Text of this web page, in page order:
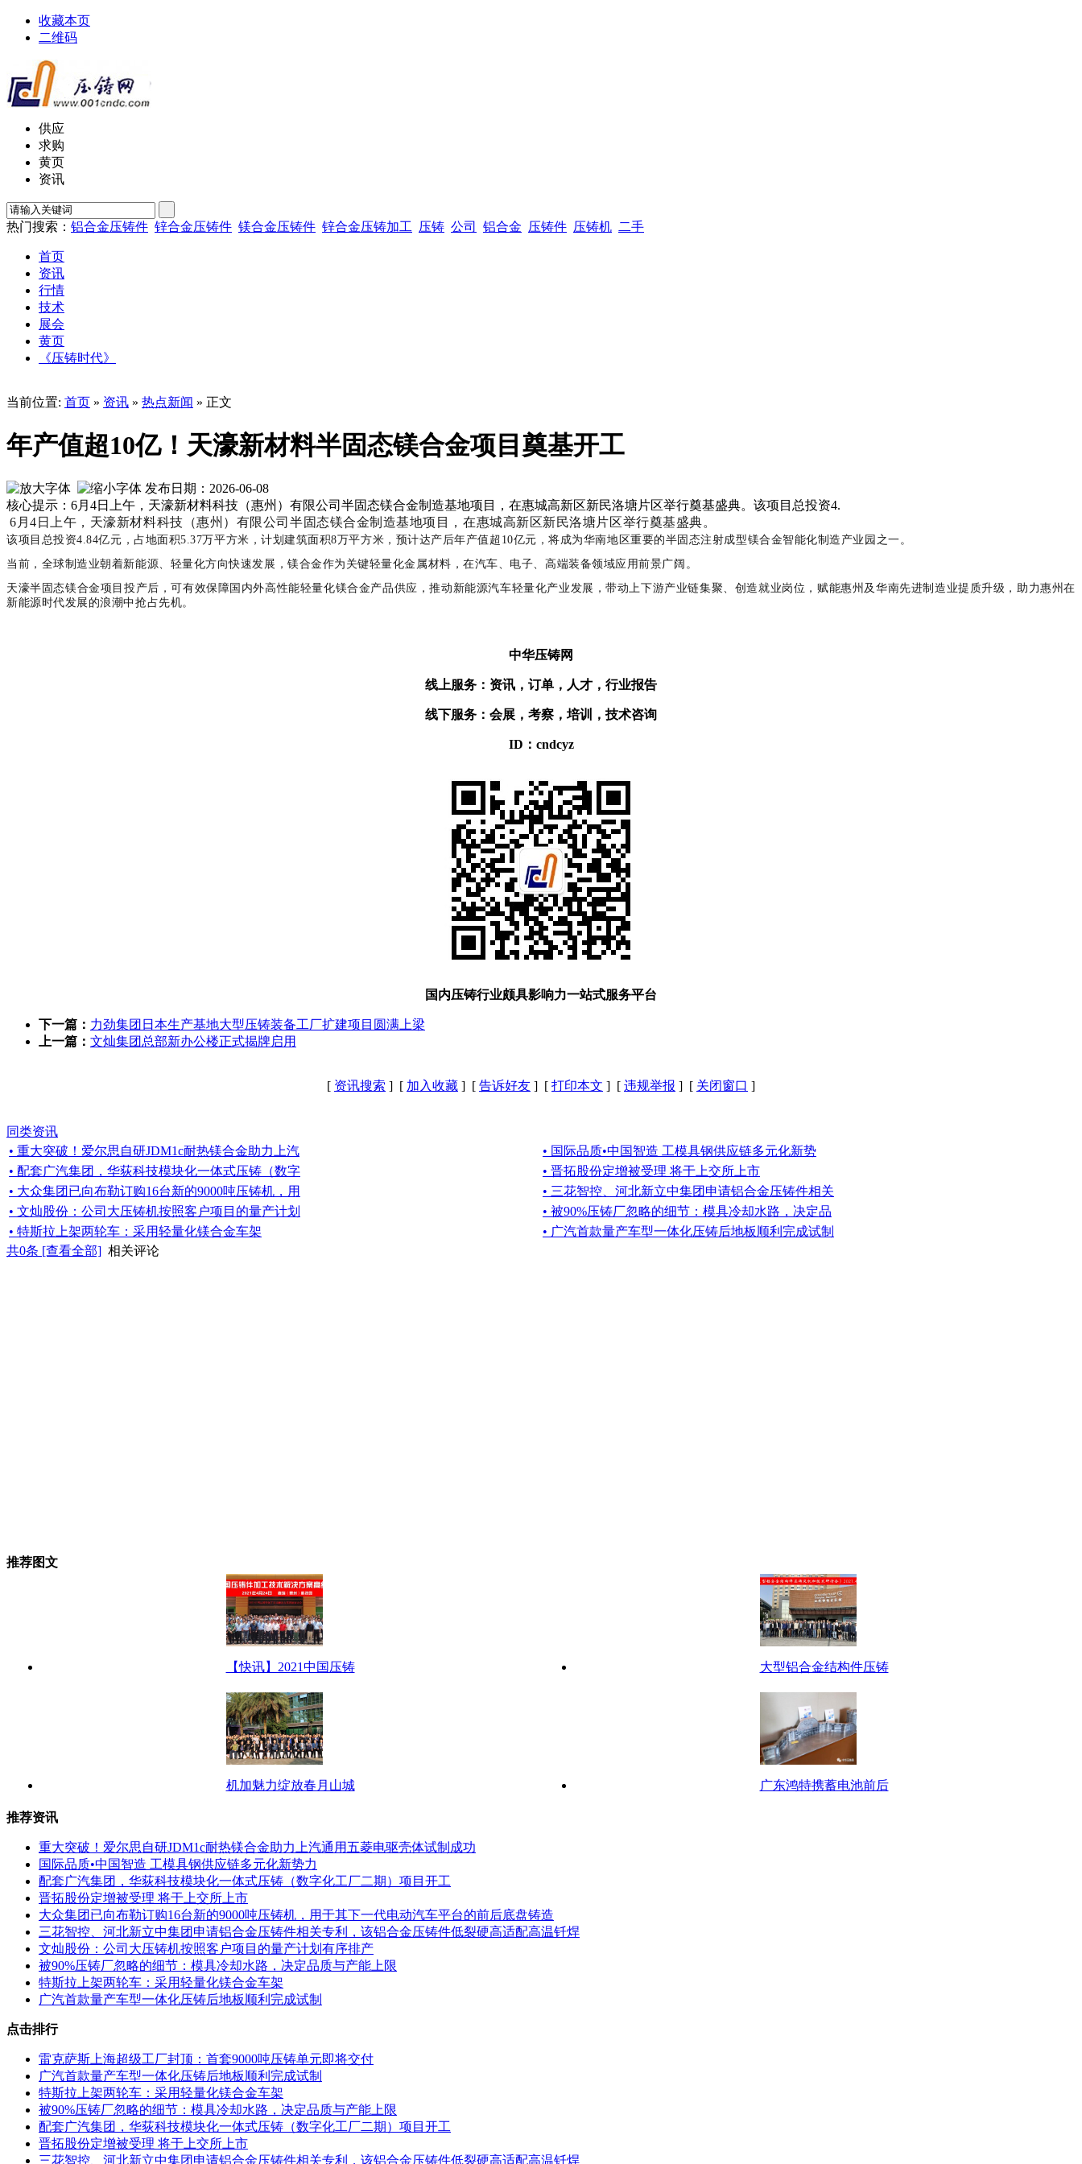
收藏本页
二维码
供应
求购
黄页
资讯
热门搜索： 铝合金压铸件 锌合金压铸件 镁合金压铸件 锌合金压铸加工 压铸 公司 铝合金 压铸件 压铸机 二手
首页
资讯
行情
技术
展会
黄页
《压铸时代》
当前位置: 首页 » 资讯 » 热点新闻 » 正文
年产值超10亿！天濠新材料半固态镁合金项目奠基开工
发布日期：2026-06-08
核心提示：6月4日上午，天濠新材料科技（惠州）有限公司半固态镁合金制造基地项目，在惠城高新区新民洛塘片区举行奠基盛典。该项目总投资4.
6月4日上午，天濠新材料科技（惠州）有限公司半固态镁合金制造基地项目，在惠城高新区新民洛塘片区举行奠基盛典。
该项目总投资4.84亿元，占地面积5.37万平方米，计划建筑面积8万平方米，预计达产后年产值超10亿元，将成为华南地区重要的半固态注射成型镁合金智能化制造产业园之一。
当前，全球制造业朝着新能源、轻量化方向快速发展，镁合金作为关键轻量化金属材料，在汽车、电子、高端装备领域应用前景广阔。
天濠半固态镁合金项目投产后，可有效保障国内外高性能轻量化镁合金产品供应，推动新能源汽车轻量化产业发展，带动上下游产业链集聚、创造就业岗位，赋能惠州及华南先进制造业提质升级，助力惠州在
新能源时代发展的浪潮中抢占先机。
中华压铸网
线上服务：资讯，订单，人才，行业报告
线下服务：会展，考察，培训，技术咨询
ID：cndcyz
国内压铸行业颇具影响力一站式服务平台
下一篇： 力劲集团日本生产基地大型压铸装备工厂扩建项目圆满上梁
上一篇： 文灿集团总部新办公楼正式揭牌启用
[ 资讯搜索 ] [ 加入收藏 ] [ 告诉好友 ] [ 打印本文 ] [ 违规举报 ] [ 关闭窗口 ]
同类资讯
• 重大突破！爱尔思自研JDM1c耐热镁合金助力上汽
• 国际品质•中国智造 工模具钢供应链多元化新势
• 配套广汽集团，华荻科技模块化一体式压铸（数字
• 晋拓股份定增被受理 将于上交所上市
• 大众集团已向布勒订购16台新的9000吨压铸机，用
• 三花智控、河北新立中集团申请铝合金压铸件相关
• 文灿股份：公司大压铸机按照客户项目的量产计划
• 被90%压铸厂忽略的细节：模具冷却水路，决定品
• 特斯拉上架两轮车：采用轻量化镁合金车架
• 广汽首款量产车型一体化压铸后地板顺利完成试制
共0条 [查看全部] 相关评论
推荐图文
【快讯】2021中国压铸 大型铝合金结构件压铸
机加魅力绽放春月山城 广东鸿特携蓄电池前后
推荐资讯
重大突破！爱尔思自研JDM1c耐热镁合金助力上汽通用五菱电驱壳体试制成功
国际品质•中国智造 工模具钢供应链多元化新势力
配套广汽集团，华荻科技模块化一体式压铸（数字化工厂二期）项目开工
晋拓股份定增被受理 将于上交所上市
大众集团已向布勒订购16台新的9000吨压铸机，用于其下一代电动汽车平台的前后底盘铸造
三花智控、河北新立中集团申请铝合金压铸件相关专利，该铝合金压铸件低裂硬高适配高温钎焊
文灿股份：公司大压铸机按照客户项目的量产计划有序排产
被90%压铸厂忽略的细节：模具冷却水路，决定品质与产能上限
特斯拉上架两轮车：采用轻量化镁合金车架
广汽首款量产车型一体化压铸后地板顺利完成试制
点击排行
雷克萨斯上海超级工厂封顶：首套9000吨压铸单元即将交付
广汽首款量产车型一体化压铸后地板顺利完成试制
特斯拉上架两轮车：采用轻量化镁合金车架
被90%压铸厂忽略的细节：模具冷却水路，决定品质与产能上限
配套广汽集团，华荻科技模块化一体式压铸（数字化工厂二期）项目开工
晋拓股份定增被受理 将于上交所上市
三花智控、河北新立中集团申请铝合金压铸件相关专利，该铝合金压铸件低裂硬高适配高温钎焊